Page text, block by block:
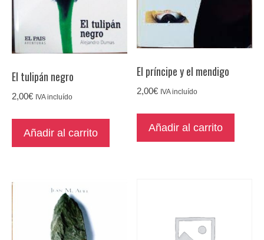
El tulipán negro
2,00€ IVA incluído
Añadir al carrito
El príncipe y el mendigo
2,00€ IVA incluído
Añadir al carrito